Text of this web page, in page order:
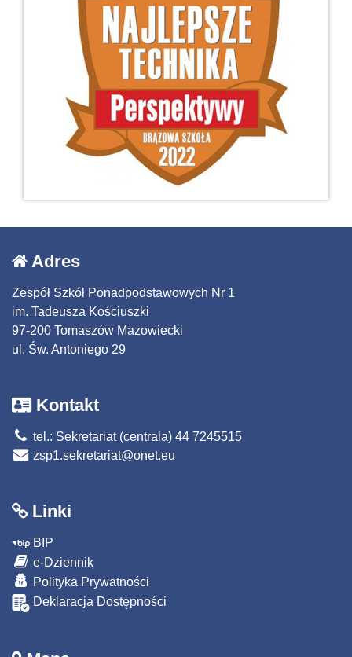
Adres
Zespół Szkół Ponadpodstawowych Nr 1
im. Tadeusza Kościuszki
97-200 Tomaszów Mazowiecki
ul. Św. Antoniego 29
Kontakt
tel.: Sekretariat (centrala) 44 7245515
zsp1.sekretariat@onet.eu
Linki
BIP
e-Dziennik
Polityka Prywatności
Deklaracja Dostępności